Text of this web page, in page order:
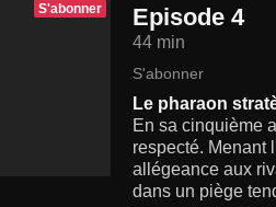
S'abonner Episode 4
44 min
S'abonner
Le pharaon
En sa cinquième
respecté. Menant
allégeance aux
dans un piège